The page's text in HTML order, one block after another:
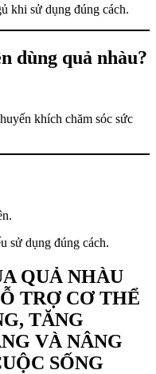
khi sử dụng đúng cách.
dùng quả nhàu?
khích chăm sóc sức
sử dụng đúng cách.
QUẢ NHÀU
TRỢ CƠ THỂ
TĂNG
VÀ NÂNG
SỐNG